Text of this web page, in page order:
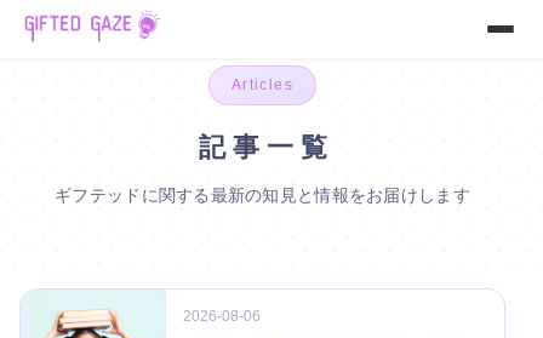
Articles
記 事 一 覧
ギフテッドに関する最新の知見と情報をお届けします
2026-08-06